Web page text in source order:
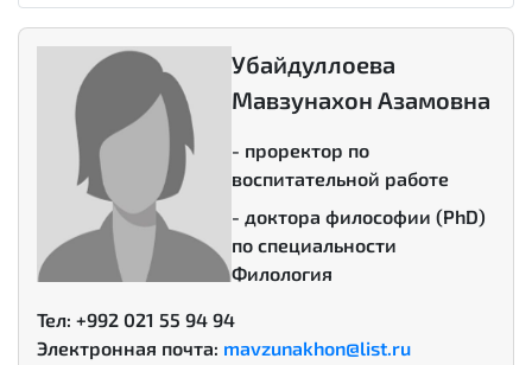
Убайдуллоева
Мавзунахон Азамовна
- проректор по
воспитательной работе
- доктора философии (PhD)
по специальности
Филология
Тел: +992 021 55 94 94
Электронная почта: mavzunakhon@list.ru